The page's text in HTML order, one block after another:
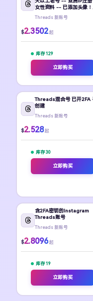
女性资料 -- 已添加头像！
Threads 新账号
$2.3502 起
库存 129
立即购买
Threads混合号 已开2FA
创建
Threads 新账号
$2.528 起
库存 30
立即购买
含2FA密钥的Instagram
Threads账号
Threads 新账号
$2.8096 起
库存 19
立即购买